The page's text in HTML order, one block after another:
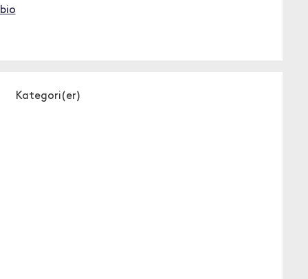
Kategori(er)